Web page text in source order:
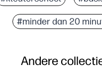
#minder dan 20
Andere